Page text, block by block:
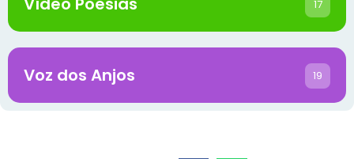
17
Voz dos Anjos 19